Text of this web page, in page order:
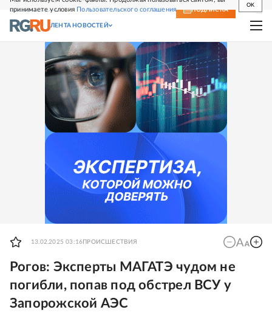
принимаете условия Пользовательского соглашения
OK
СВЕЖИЙ НОМЕР ПОДПИСКА
ЛЕНТА НОВОСТЕЙ
13.02.2025 03:16 ПРОИСШЕСТВИЯ
Рогов: Эксперты МАГАТЭ чудом не
погибли, попав под обстрел ВСУ у
Запорожской АЭС